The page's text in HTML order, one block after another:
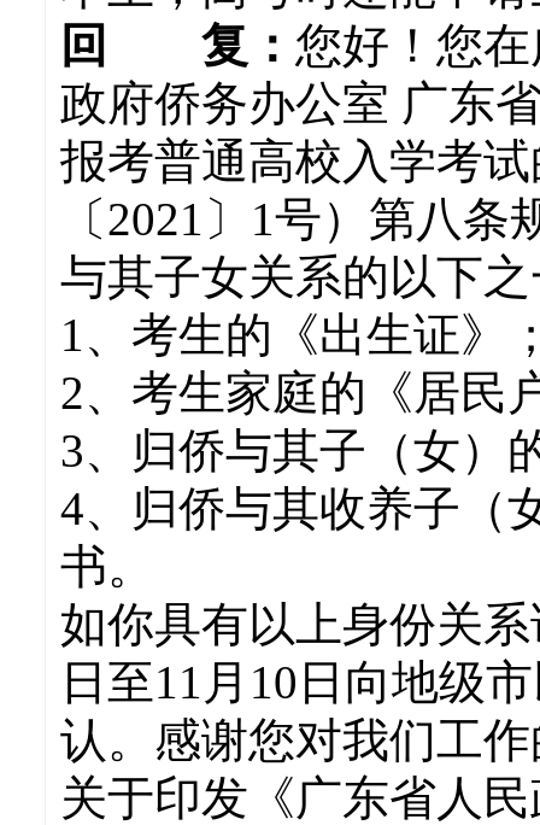
回 复： 您好！您
政府侨务办公室 广东
报考普通高校入学考
〔2021〕1号）第八
与其子女关系的以下
1、考生的《出生证》
2、考生家庭的《居民
3、归侨与其子（女）
4、归侨与其收养子（
书。
如你具有以上身份关
日至11月10日向地级
认。感谢您对我们工
关于印发《广东省人